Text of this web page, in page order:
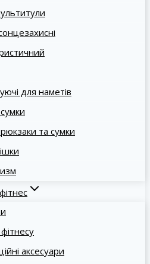
для наметів
рюкзаки та сумки
аксесуари